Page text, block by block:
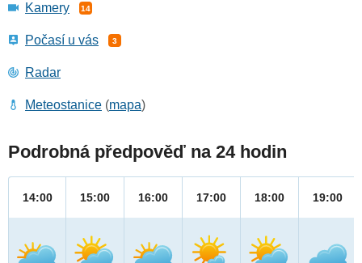
Kamery 14
Počasí u vás 3
Radar
Meteostanice (mapa)
Podrobná předpověď na 24 hodin
14:00 15:00 16:00 17:00 18:00 19:00